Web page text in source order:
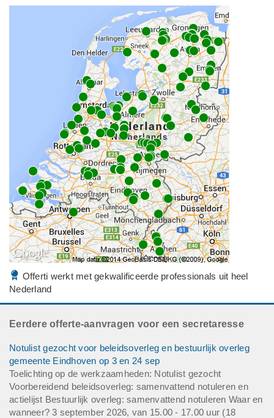
Offerti werkt met gekwalificeerde professionals uit heel
Nederland
Eerdere offerte-aanvragen voor een secretaresse
Notulist gezocht voor beleidsoverleg en bestuurlijk overleg
gemeente Eindhoven op 3 en 24 sep
Toelichting op de werkzaamheden: Notulist gezocht
Voorbereidend beleidsoverleg: samenvattend notuleren en
actielijst Bestuurlijk overleg: samenvattend notuleren Waar en
wanneer? 3 september 2026, van 15.00 - 17.00 uur (18